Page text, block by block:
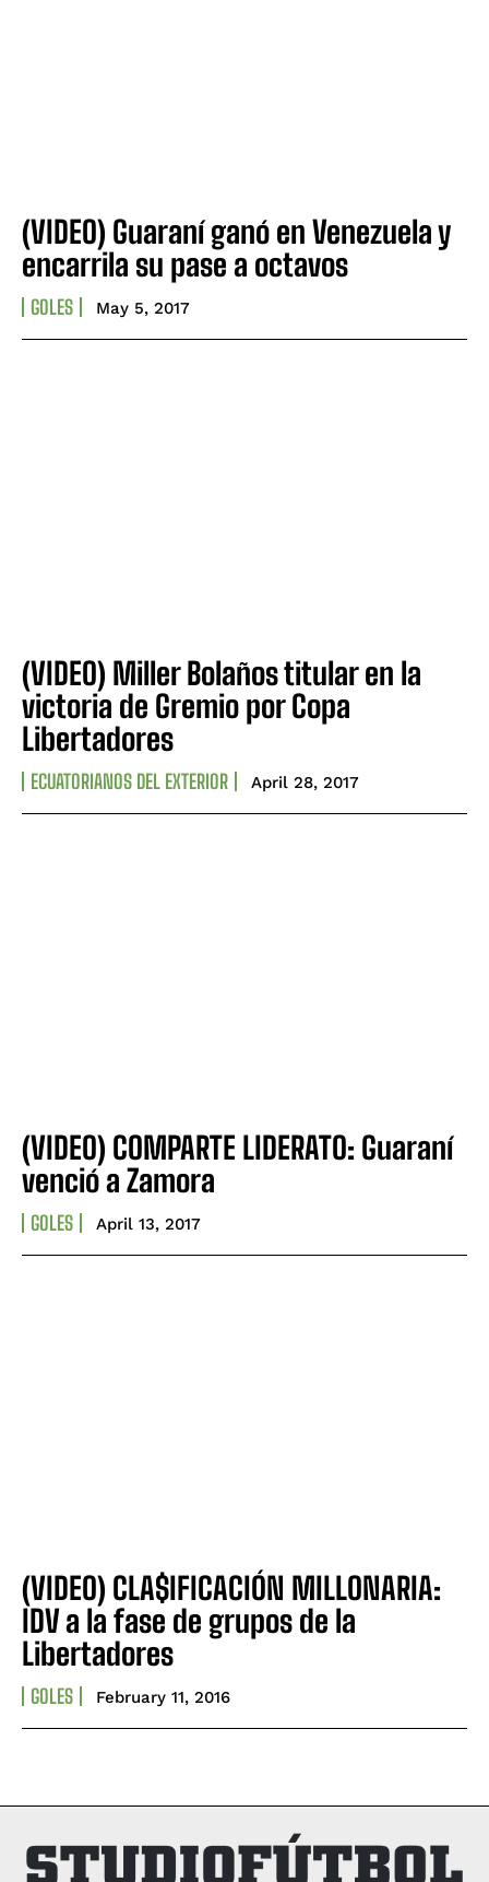
(VIDEO) Guaraní ganó en Venezuela y
encarrila su pase a octavos
GOLES May 5, 2017
(VIDEO) Miller Bolaños titular en la
victoria de Gremio por Copa
Libertadores
ECUATORIANOS DEL EXTERIOR April 28, 2017
(VIDEO) COMPARTE LIDERATO: Guaraní
venció a Zamora
GOLES April 13, 2017
(VIDEO) CLA$IFICACIÓN MILLONARIA:
IDV a la fase de grupos de la
Libertadores
GOLES February 11, 2016